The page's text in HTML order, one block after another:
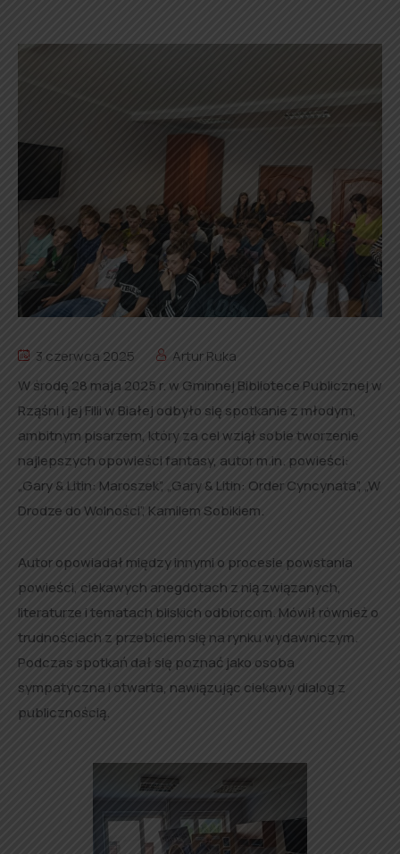
3 czerwca 2025
Artur Ruka
W środę 28 maja 2025 r. w Gminnej Bibliotece Publicznej w
Rząśni i jej Filii w Białej odbyło się spotkanie z młodym,
ambitnym pisarzem, który za cel wziął sobie tworzenie
najlepszych opowieści fantasy, autor m.in. powieści:
„Gary & Litin: Maroszek”, „Gary & Litin: Order Cyncynata”, „W
Drodze do Wolności”, Kamilem Sobikiem.
Autor opowiadał między innymi o procesie powstania
powieści, ciekawych anegdotach z nią związanych,
literaturze i tematach bliskich odbiorcom. Mówił również o
trudnościach z przebiciem się na rynku wydawniczym.
Podczas spotkań dał się poznać jako osoba
sympatyczna i otwarta, nawiązując ciekawy dialog z
publicznością.